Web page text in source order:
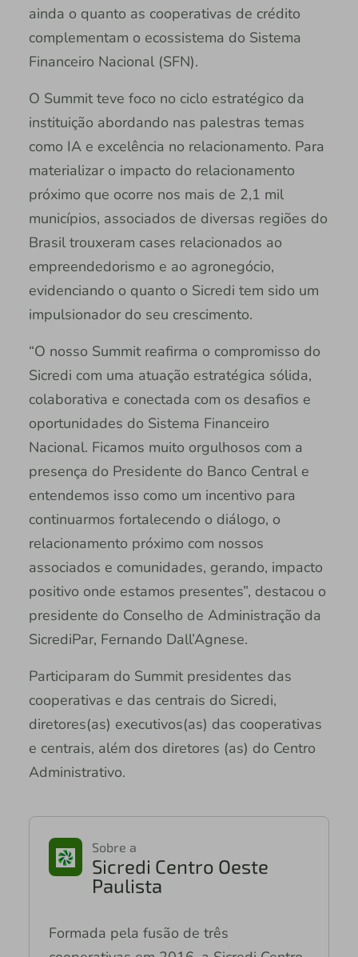
ainda o quanto as cooperativas de crédito
complementam o ecossistema do Sistema
Financeiro Nacional (SFN).
O Summit teve foco no ciclo estratégico da
instituição abordando nas palestras temas
como IA e excelência no relacionamento. Para
materializar o impacto do relacionamento
próximo que ocorre nos mais de 2,1 mil
municípios, associados de diversas regiões do
Brasil trouxeram cases relacionados ao
empreendedorismo e ao agronegócio,
evidenciando o quanto o Sicredi tem sido um
impulsionador do seu crescimento.
“O nosso Summit reafirma o compromisso do
Sicredi com uma atuação estratégica sólida,
colaborativa e conectada com os desafios e
oportunidades do Sistema Financeiro
Nacional. Ficamos muito orgulhosos com a
presença do Presidente do Banco Central e
entendemos isso como um incentivo para
continuarmos fortalecendo o diálogo, o
relacionamento próximo com nossos
associados e comunidades, gerando, impacto
positivo onde estamos presentes”, destacou o
presidente do Conselho de Administração da
SicrediPar, Fernando Dall’Agnese.
Participaram do Summit presidentes das
cooperativas e das centrais do Sicredi,
diretores(as) executivos(as) das cooperativas
e centrais, além dos diretores (as) do Centro
Administrativo.
Sobre a
Sicredi Centro Oeste
Paulista
Formada pela fusão de três